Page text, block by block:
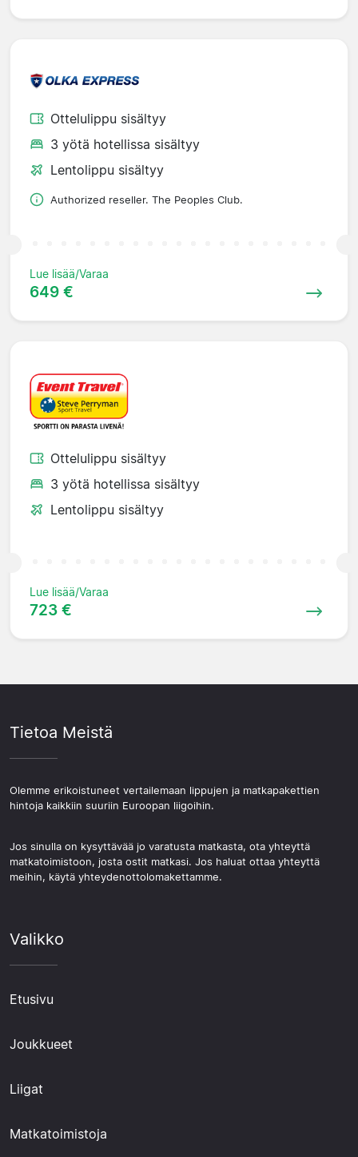
Ottelulippu sisältyy
3 yötä hotellissa sisältyy
Lentolippu sisältyy
Authorized reseller. The Peoples Club.
Lue lisää/Varaa
649 €
Ottelulippu sisältyy
3 yötä hotellissa sisältyy
Lentolippu sisältyy
Lue lisää/Varaa
723 €
Tietoa Meistä
Olemme erikoistuneet vertailemaan lippujen ja matkapakettien
hintoja kaikkiin suuriin Euroopan liigoihin.
Jos sinulla on kysyttävää jo varatusta matkasta, ota yhteyttä
matkatoimistoon, josta ostit matkasi. Jos haluat ottaa yhteyttä
meihin, käytä yhteydenottolomakettamme.
Valikko
Etusivu
Joukkueet
Liigat
Matkatoimistoja